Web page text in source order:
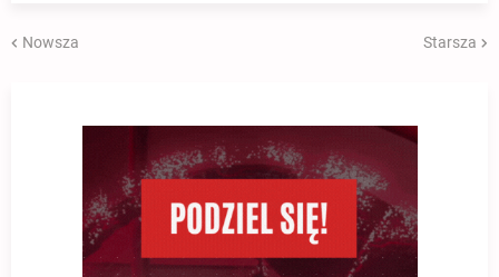
Nowsza Starsza